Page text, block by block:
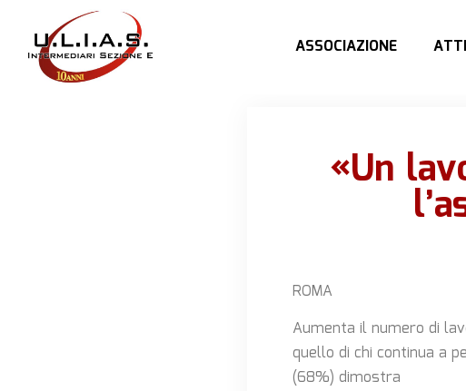
ASSOCIAZIONE
«Un
ROMA
Aumenta il numero di
quello di chi continua a
(68%) dimostra